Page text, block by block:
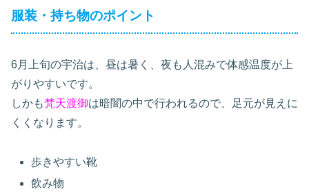
服装・持ち物のポイント
6月上旬の宇治は、昼は暑く、夜も人混みで体感温度が上
がりやすいです。
しかも梵天渡御は暗闇の中で行われるので、足元が見えに
くくなります。
歩きやすい靴
飲み物